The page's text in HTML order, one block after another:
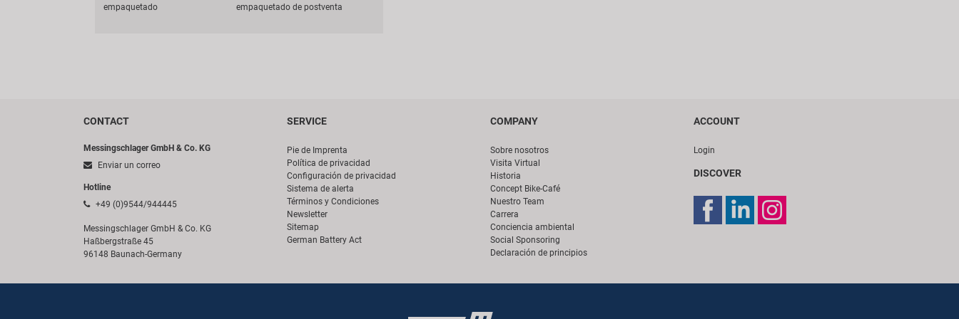
empaquetado empaquetado de postventa
CONTACT
Messingschlager GmbH & Co. KG
Enviar un correo
Hotline
+49 (0)9544/944445
Messingschlager GmbH & Co. KG
Haßbergstraße 45
96148 Baunach-Germany
SERVICE
Pie de Imprenta
Política de privacidad
Configuración de privacidad
Sistema de alerta
Términos y Condiciones
Newsletter
Sitemap
German Battery Act
COMPANY
Sobre nosotros
Visita Virtual
Historia
Concept Bike-Café
Nuestro Team
Carrera
Conciencia ambiental
Social Sponsoring
Declaración de principios
ACCOUNT
Login
DISCOVER